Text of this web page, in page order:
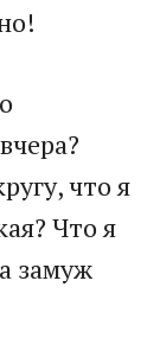
что я
Что я
замуж